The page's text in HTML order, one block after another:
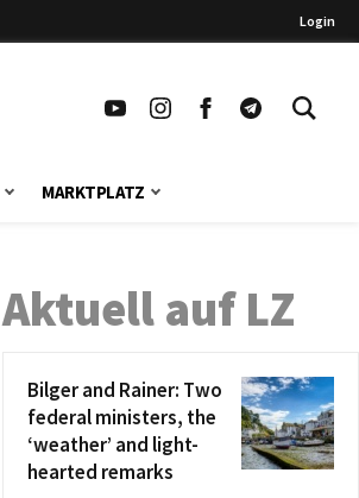
Login
MARKTPLATZ
Aktuell auf LZ
Bilger and Rainer: Two
federal ministers, the
‘weather’ and light-
hearted remarks